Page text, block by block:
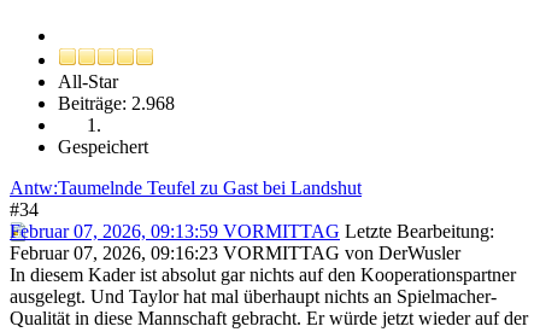
All-Star
Beiträge: 2.968
Gespeichert
Antw:Taumelnde Teufel zu Gast bei Landshut
#34
Februar 07, 2026, 09:13:59 VORMITTAG Letzte Bearbeitung:
Februar 07, 2026, 09:16:23 VORMITTAG von DerWusler
In diesem Kader ist absolut gar nichts auf den Kooperationspartner
ausgelegt. Und Taylor hat mal überhaupt nichts an Spielmacher-
Qualität in diese Mannschaft gebracht. Er würde jetzt wieder auf der